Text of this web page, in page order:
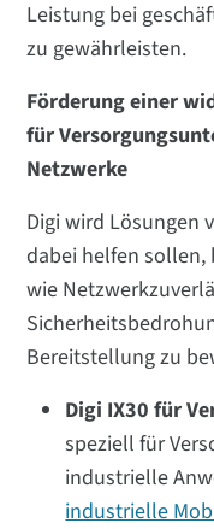
Leistung bei
zu gewährleisten.
Förderung einer
für
Netzwerke
Digi wird Lösungen
dabei helfen
wie
Bereitstellung zu
Digi IX30 für
speziell für
industrielle
industrielle